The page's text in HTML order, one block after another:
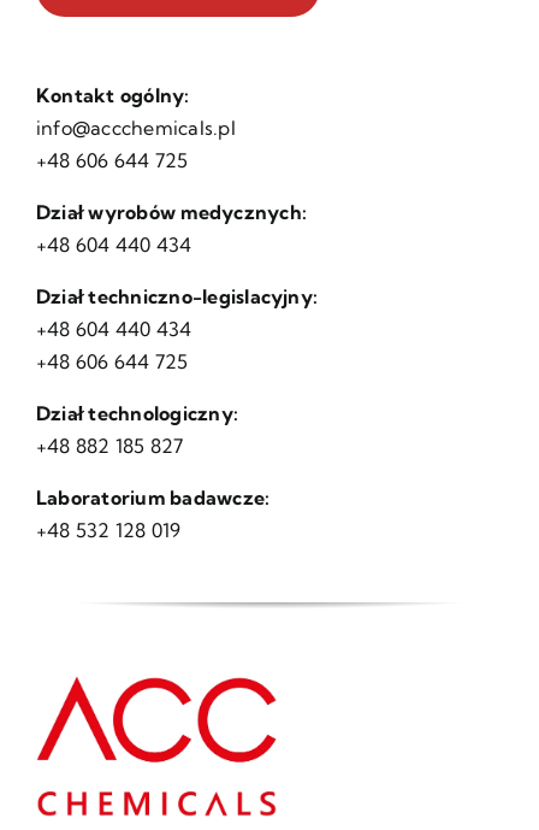
Kontakt ogólny:
info@accchemicals.pl
+48 606 644 725
Dział wyrobów medycznych:
+48 604 440 434
Dział techniczno-legislacyjny:
+48 604 440 434
+48 606 644 725
Dział technologiczny:
+48 882 185 827
Laboratorium badawcze:
+48 532 128 019